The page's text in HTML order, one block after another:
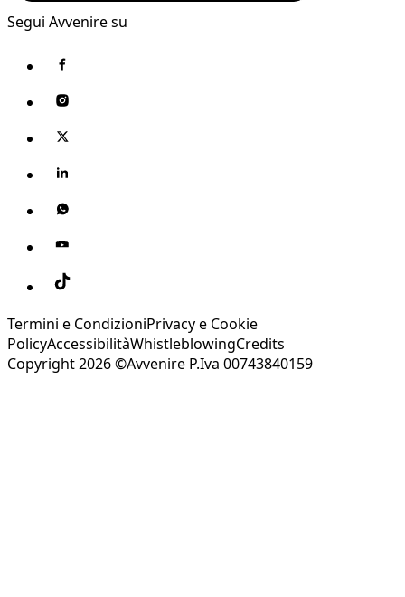
Segui Avvenire su
Termini e CondizioniPrivacy e Cookie
PolicyAccessibilitàWhistleblowingCredits
Copyright 2026 ©Avvenire P.Iva 00743840159